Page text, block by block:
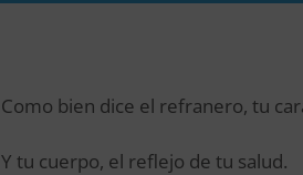
Como bien dice el refranero, tu
Y tu cuerpo, el reflejo de tu salud.